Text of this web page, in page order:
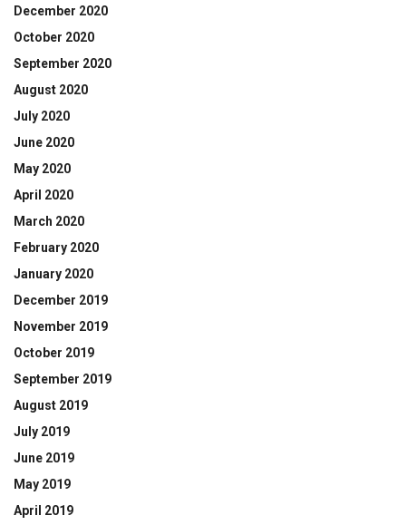
December 2020
October 2020
September 2020
August 2020
July 2020
June 2020
May 2020
April 2020
March 2020
February 2020
January 2020
December 2019
November 2019
October 2019
September 2019
August 2019
July 2019
June 2019
May 2019
April 2019